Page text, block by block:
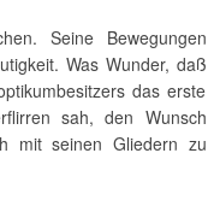
Seine Bewegungen
Was Wunder, daß
das erste
sah, den Wunsch
mit seinen Gliedern zu